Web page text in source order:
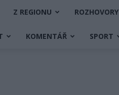
Z REGIONU ROZHOVORY
KOMENTÁŘ SPORT